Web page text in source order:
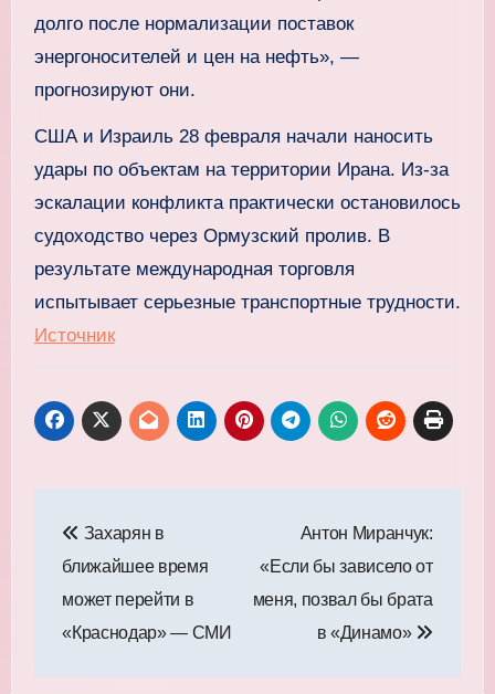
долго после нормализации поставок
энергоносителей и цен на нефть», —
прогнозируют они.
США и Израиль 28 февраля начали наносить
удары по объектам на территории Ирана. Из-за
эскалации конфликта практически остановилось
судоходство через Ормузский пролив. В
результате международная торговля
испытывает серьезные транспортные трудности.
Источник
по
записям
Захарян в
ближайшее время
может перейти в
«Краснодар» — СМИ
Антон Миранчук:
«Если бы зависело от
меня, позвал бы брата
в «Динамо»